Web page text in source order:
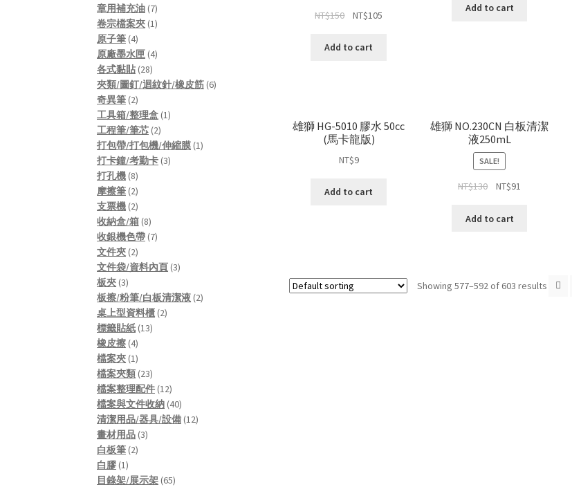
NT$150 NT$105
Add to cart
Add to cart
雄獅 HG-5010 膠水 50cc
(馬卡龍版)
NT$9
Add to cart
雄獅 NO.230CN 白板清潔
液250mL
SALE!
NT$130 NT$91
Add to cart
Showing 577–592 of 603 results
章用補充油 77
products
卷宗檔案夾 11
原子筆 44
products
原廠墨水匣 44
各式黏貼 2828
products
夾類/圖釘/迴紋針/橡皮筋 66
奇異筆 22
products
工具箱/整理盒 11
工程筆/筆芯 22
products
打包帶/打包機/伸縮膜 11
打卡鐘/考勤卡 33
打孔機 88
products
摩擦筆 22
products
支票機 22
products
收納盒/箱 88
products
收銀機色帶 77
文件夾 22
products
文件袋/資料內頁 33
板夾 33
products
板擦/粉筆/白板清潔液 22
桌上型資料櫃 22
標籤貼紙 1313
橡皮擦 44
products
檔案夾 11
product
檔案夾類 2323
products
檔案整理配件 1212
products
檔案與文件收納 4040
products
清潔用品/器具/設備 1212
畫材用品 33
白板筆 22
白膠 11
product
目錄架/展示架 6565